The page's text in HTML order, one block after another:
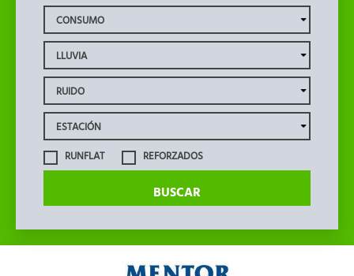
RUNFLAT REFORZADOS
BUSCAR